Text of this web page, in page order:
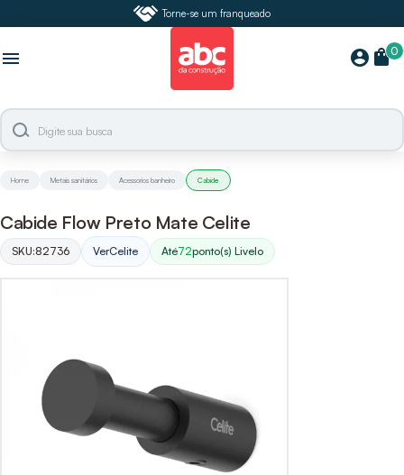
Torne-se um franqueado
menu account_circle 0
shopping_bag
Home Metais sanitários Acessorios banheiro Cabide
Cabide Flow Preto Mate Celite
SKU:82736 VerCelite Até72ponto(s) Livelo